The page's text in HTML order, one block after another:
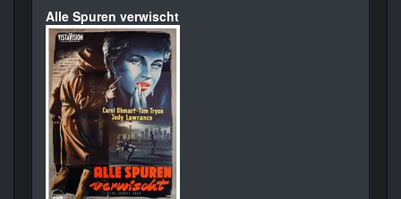
Alle Spuren verwischt